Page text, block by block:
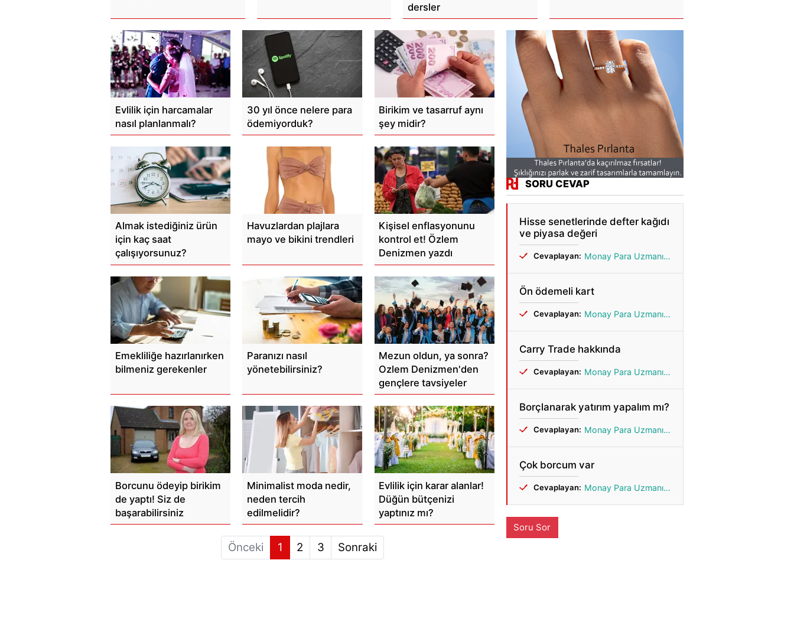
dersler
Evlilik için harcamalar
nasıl planlanmalı?
30 yıl önce nelere para
ödemiyorduk?
Birikim ve tasarruf aynı
şey midir?
Almak istediğiniz ürün
için kaç saat
çalışıyorsunuz?
Havuzlardan plajlara
mayo ve bikini trendleri
Kişisel enflasyonunu
kontrol et! Özlem
Denizmen yazdı
Emekliliğe hazırlanırken
bilmeniz gerekenler
Paranızı nasıl
yönetebilirsiniz?
Mezun oldun, ya sonra?
Ozlem Denizmen'den
gençlere tavsiyeler
Borcunu ödeyip birikim
de yaptı! Siz de
başarabilirsiniz
Minimalist moda nedir,
neden tercih
edilmelidir?
Evlilik için karar alanlar!
Düğün bütçenizi
yaptınız mı?
Önceki 1 2 3 Sonraki
SORU CEVAP
Hisse senetlerinde defter kağıdı
ve piyasa değeri
Cevaplayan: Monay Para Uzmanı Gönül
Ön ödemeli kart
Cevaplayan: Monay Para Uzmanı Gönül
Carry Trade hakkında
Cevaplayan: Monay Para Uzmanı Gönül
Borçlanarak yatırım yapalım mı?
Cevaplayan: Monay Para Uzmanı Gönül
Çok borcum var
Cevaplayan: Monay Para Uzmanı Gönül
Soru Sor